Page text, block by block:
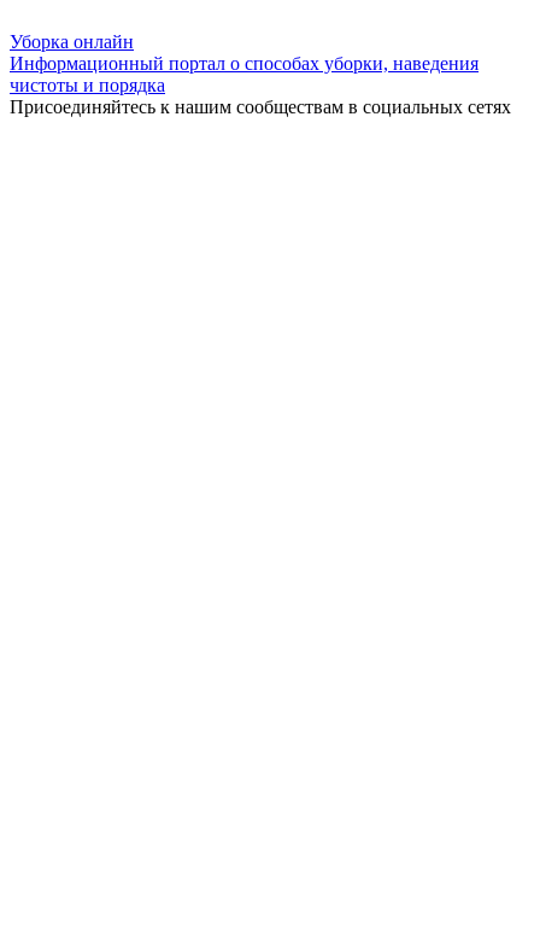
Уборка онлайн
Информационный портал о способах уборки, наведения
чистоты и порядка
Присоединяйтесь к нашим сообществам в социальных сетях